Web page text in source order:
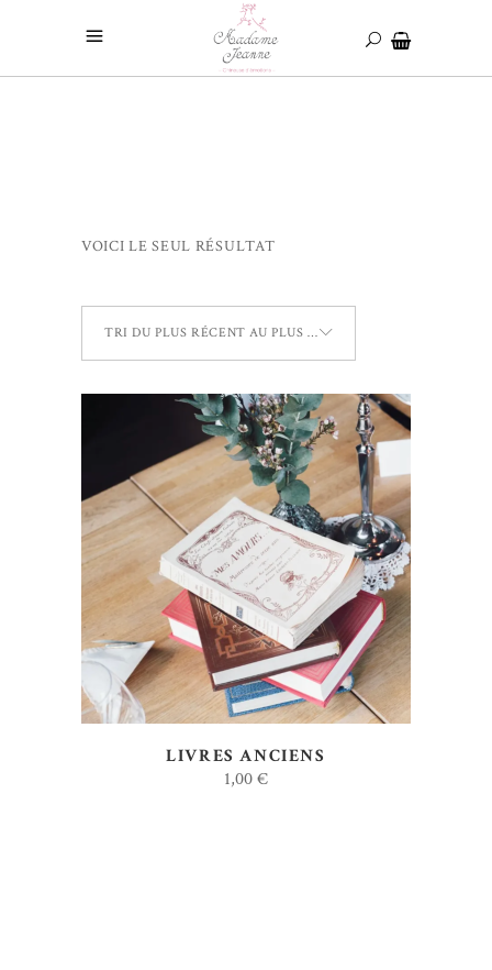
VOICI LE SEUL RÉSULTAT
TRI DU PLUS RÉCENT AU PLUS ANCIEN
AJOUTER AU DEVIS
LIVRES ANCIENS
1,00€